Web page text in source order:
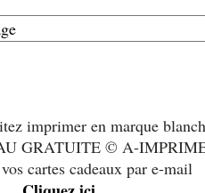
imprimer en marque
GRATUITE © A-
cartes cadeaux par e-mail